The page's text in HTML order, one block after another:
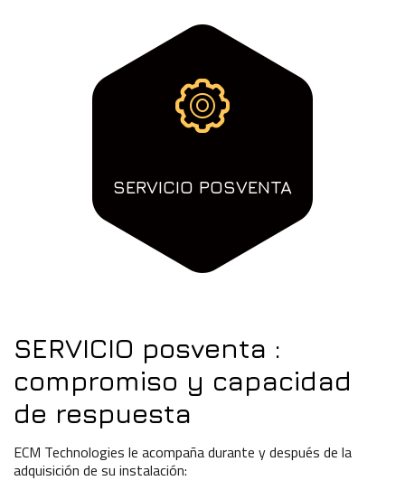
SERVICIO POSVENTA
SERVICIO posventa :
compromiso y capacidad
de respuesta
ECM Technologies le acompaña durante y después de la
adquisición de su instalación: